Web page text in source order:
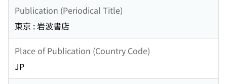
Publication (Periodical Title)
東京 : 岩波書店
Place of Publication (Country Code)
JP